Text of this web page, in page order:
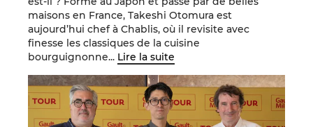
maisons en France, Takeshi Otomura est
aujourd’hui chef à Chablis, où il revisite avec
finesse les classiques de la cuisine
bourguignonne... Lire la suite